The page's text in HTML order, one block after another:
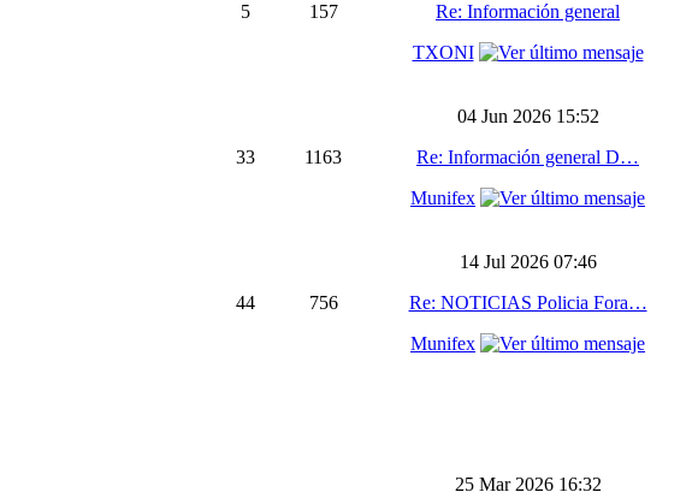
5 157
Re: Información general
TXONI
33 1163
04 Jun 2026 15:52
Re: Información general D…
Munifex
44 756
14 Jul 2026 07:46
Re: NOTICIAS Policia Fora…
Munifex
25 Mar 2026 16:32